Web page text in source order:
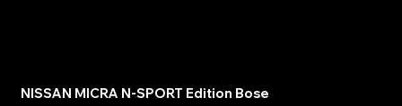
NISSAN MICRA N-SPORT Edition Bose